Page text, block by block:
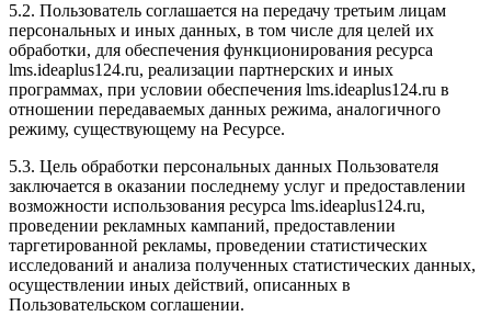
5.2. Пользователь соглашается на передачу третьим лицам
персональных и иных данных, в том числе для целей их
обработки, для обеспечения функционирования ресурса
lms.ideaplus124.ru, реализации партнерских и иных
программах, при условии обеспечения lms.ideaplus124.ru в
отношении передаваемых данных режима, аналогичного
режиму, существующему на Ресурсе.
5.3. Цель обработки персональных данных Пользователя
заключается в оказании последнему услуг и предоставлении
возможности использования ресурса lms.ideaplus124.ru,
проведении рекламных кампаний, предоставлении
таргетированной рекламы, проведении статистических
исследований и анализа полученных статистических данных,
осуществлении иных действий, описанных в
Пользовательском соглашении.